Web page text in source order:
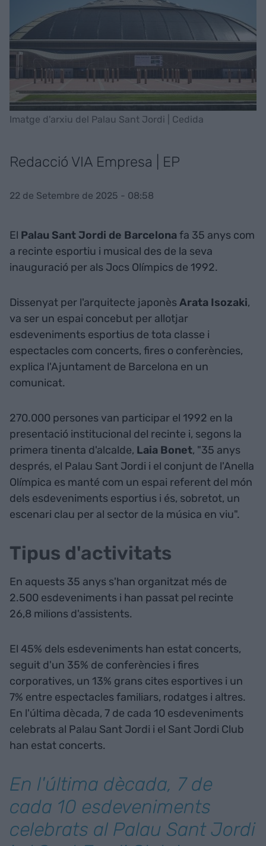
Imatge d'arxiu del Palau Sant Jordi | Cedida
Redacció VIA Empresa | EP
22 de Setembre de 2025 - 08:58
El Palau Sant Jordi de Barcelonafa 35 anys com
a recinte esportiu i musical des de la seva
inauguració per als Jocs Olímpics de 1992.
Dissenyat per l'arquitecte japonèsArata Isozaki,
va ser un espai concebut per allotjar
esdeveniments esportius de tota classe i
espectacles com concerts, fires o conferències,
explica l'Ajuntament de Barcelona en un
comunicat.
270.000 persones van participar el 1992 en la
presentació institucional del recinte i, segons la
primera tinenta d'alcalde, Laia Bonet, "35 anys
després, el Palau Sant Jordi i el conjunt de l'Anella
Olímpica es manté com un espai referent del món
dels esdeveniments esportius i és, sobretot, un
escenari clau per al sector de la música en viu".
Tipus d'activitats
En aquests 35 anys s'han organitzat més de
2.500 esdeveniments i han passat pel recinte
26,8 milions d'assistents.
El 45% dels esdeveniments han estat concerts,
seguit d'un 35% de conferències i fires
corporatives, un 13% grans cites esportives i un
7% entre espectacles familiars, rodatges i altres.
En l'última dècada, 7 de cada 10 esdeveniments
celebrats al Palau Sant Jordi i el Sant Jordi Club
han estat concerts.
En l'última dècada, 7 de
cada 10 esdeveniments
celebrats al Palau Sant Jordi